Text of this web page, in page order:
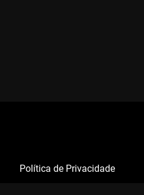
Política de Privacidade